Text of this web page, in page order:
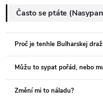
Často se ptáte
Proč je tenhle Bulharskej
Můžu to sypat pořád, nebo
Změní mi to náladu?